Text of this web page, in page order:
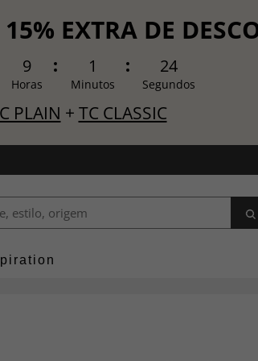
EXTRA DE
9
Horas
1
Minutos
22
Segundos
PLAIN + TC CLASSIC